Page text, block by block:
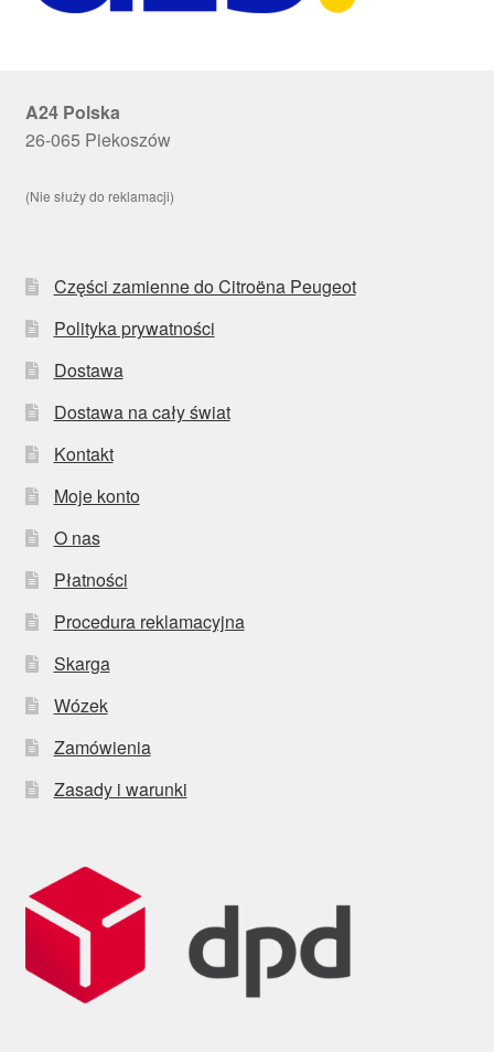
A24 Polska
26-065 Piekoszów
(Nie służy do reklamacji)
Części zamienne do Citroëna Peugeot
Polityka prywatności
Dostawa
Dostawa na cały świat
Kontakt
Moje konto
O nas
Płatności
Procedura reklamacyjna
Skarga
Wózek
Zamówienia
Zasady i warunki